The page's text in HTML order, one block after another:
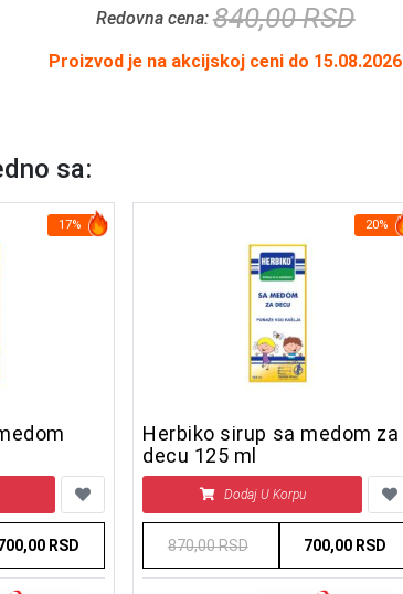
Redovna cena: 840,00 RSD
Proizvod je na akcijskoj ceni do 15.08.2026
sa:
17%
RSD
20%
Herbiko sirup sa medom za
decu 125 ml
Dodaj U Korpu
870,00 RSD 700,00 RSD